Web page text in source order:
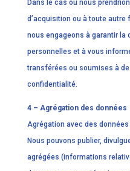
Dans le cas où nous
d’acquisition ou à toute
nous engageons à garantir la
personnelles et à vous
transférées ou soumises à
confidentialité.
4 – Agrégation des données
Agrégation avec des
Nous pouvons publier,
agrégées (informations